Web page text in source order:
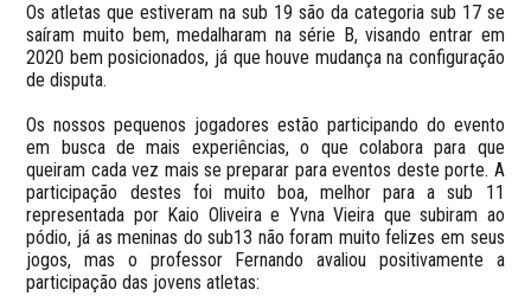
Os atletas que estiveram na sub 19 são da categoria sub 17 se
saíram muito bem, medalharam na série B, visando entrar em
2020 bem posicionados, já que houve mudança na configuração
de disputa.
Os nossos pequenos jogadores estão participando do evento
em busca de mais experiências, o que colabora para que
queiram cada vez mais se preparar para eventos deste porte. A
participação destes foi muito boa, melhor para a sub 11
representada por Kaio Oliveira e Yvna Vieira que subiram ao
pódio, já as meninas do sub13 não foram muito felizes em seus
jogos, mas o professor Fernando avaliou positivamente a
participação das jovens atletas: